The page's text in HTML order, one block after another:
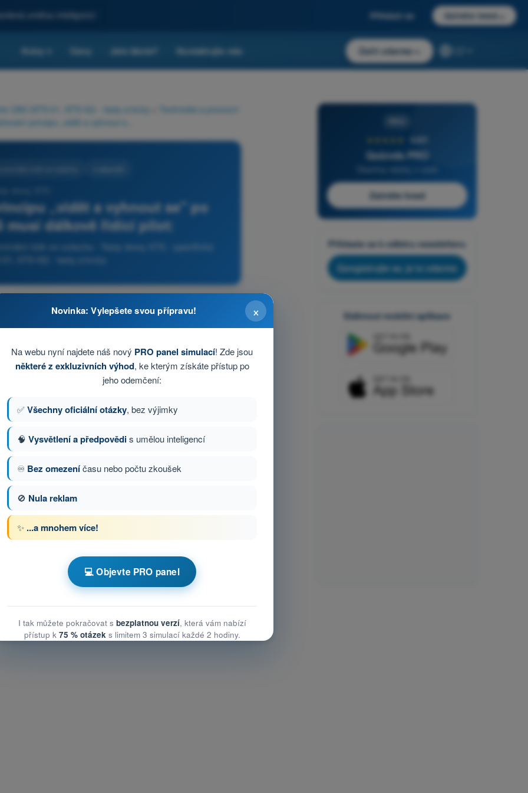
umělou inteligencí Přihlásit se Začněte hned
Kvízy Ceny Jste škola? Kontaktujte nás Začít zdarma
UAS (STS-01, STS-02) - testy a kvízy
Technická a provozní
„vidět a vyhnout se" po
musí dálkově řídící pilot:
rizik ve vzduchu - Testy drony STS - specifická
01, STS-02) - testy a kvízy
by soustředil svou pozornost výhradně na
aby sledoval letové parametry
pod výškou 120 m
30 z 88
drony STS - specifická kategorie UAS
opatření ke zmírnění rizik ve vzduchu
ke zmírnění rizik ve vzduchu
opatření ke zmírnění rizik ve vzduchu
4,6/5
Quizvds PRO
Začněte hned
Přihlaste se k odběru newsletteru
Zaregistrujte se, je to zdarma
Stáhnout mobilní aplikace
×
Novinka: Vylepšete svou přípravu!
Na webu nyní najdete náš nový PRO panel simulací! Zde jsou
některé z exkluzivních výhod, ke kterým získáte přístup po
jeho odemčení:
✅Všechny oficiální otázky, bez výjimky
🧠 Vysvětlení a předpovědis umělou inteligencí
♾️ Bez omezeníčasu nebo počtu zkoušek
🚫 Nula reklam
✨ ...a mnohem více!
💻 Objevte PRO panel
I tak můžete pokračovat s bezplatnou verzí, která vám nabízí
přístup k 75 % otázek s limitem 3 simulací každé 2 hodiny.